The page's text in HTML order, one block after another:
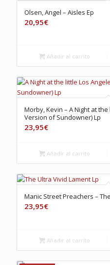
Olsen, Angel – Aisles Ep
20,95€
Añadir al carrito
Morby, Kevin – A Night at
Version of Sundowner) Lp
23,95€
Añadir al carrito
Manic Street Preachers –
23,95€
Añadir al carrito